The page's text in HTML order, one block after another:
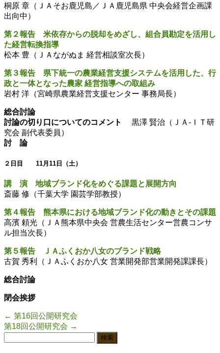
桐原 章（ＪＡそお鹿児島／ＪＡ鹿児島県 中央会経営企画課
出向中）
第２報告 米依存からの脱却をめざし、組合員勘定を活用し
た経営転換指導
松本 豊（ＪＡながぬま 経営相談室次長）
第３報告 県下統一の農業経営支援システムを活用した、行
政と一体となった農家 経営指導への取組み
岩村 洋（宮崎県農業経営支援センター 事務局長）
総合討論
討論の切り口についてのコメント
黒澤 賢治（ＪＡ-ＩＴ研
究会 副代表委員）
討 論
２日目 11月11日（土）
講 演 地域ブランド化をめぐる課題と展開方向
斎藤 修（千葉大学 園芸学部教授）
第４報告 熊本県における地域ブランド化の動きとその課題
高濱 頼光（ＪＡ熊本県中央会 営農生活センター営農コンサ
ル担当次長）
第５報告 ＪＡふくおか八女のブランド戦略
古賀 秀利（ＪＡふくおか八女 営業開発部営業開発課課長）
総合討論
閉会挨拶
← 第16回公開研究会
第18回公開研究会 →